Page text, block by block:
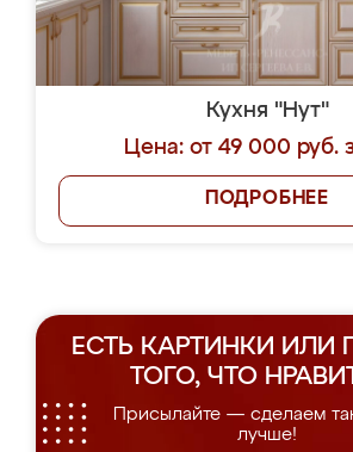
Кухня "Нут"
Цена: от 49 000 руб.
ПОДРОБНЕЕ
ЕСТЬ КАРТИНКИ ИЛИ
ТОГО, ЧТО
Присылайте — сделаем
лучше!